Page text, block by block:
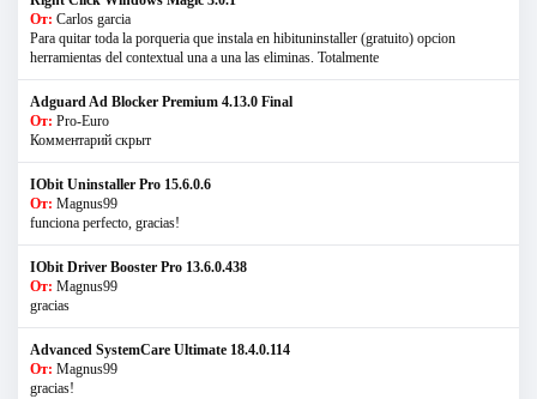
От: Carlos garcia
Para quitar toda la porqueria que instala en hibituninstaller (gratuito) opcion
herramientas del contextual una a una las eliminas. Totalmente
Adguard Ad Blocker Premium 4.13.0 Final
От: Pro-Euro
Комментарий скрыт
IObit Uninstaller Pro 15.6.0.6
От: Magnus99
funciona perfecto, gracias!
IObit Driver Booster Pro 13.6.0.438
От: Magnus99
gracias
Advanced SystemCare Ultimate 18.4.0.114
От: Magnus99
gracias!